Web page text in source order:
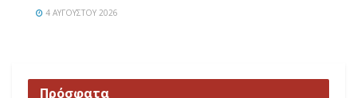
4 ΑΥΓΟΎΣΤΟΥ 2026
Πρόσφατα